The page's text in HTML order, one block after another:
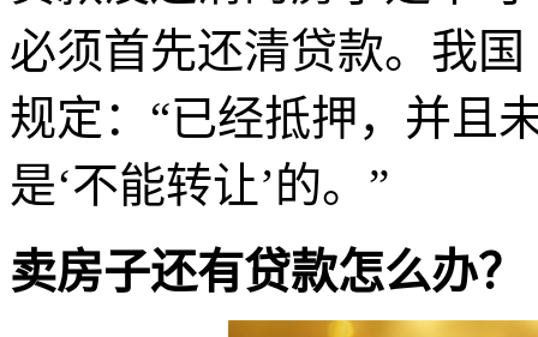
必须首先还清贷款。我
规定：“已经抵押，并且
是‘不能转让’的。”
卖房子还有贷款怎么办？